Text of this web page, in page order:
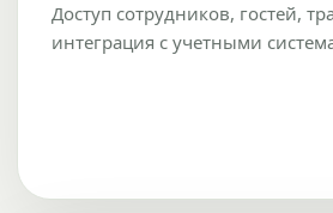
Доступ сотрудников, гостей,
интеграция с учетными